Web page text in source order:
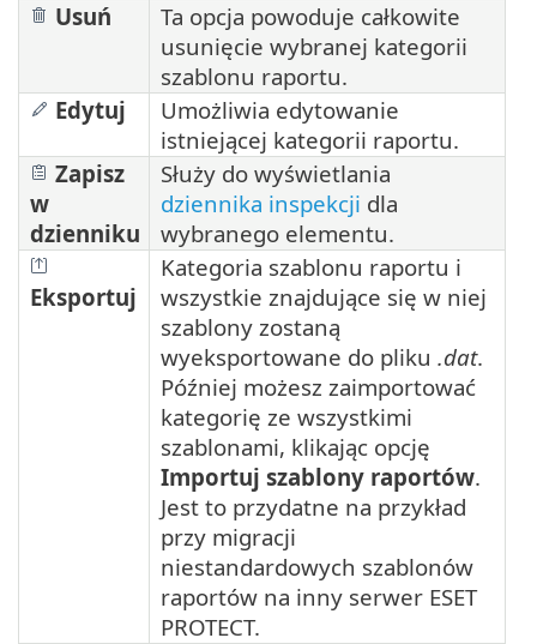
Usuń
Ta opcja powoduje całkowite
usunięcie wybranej kategorii
szablonu raportu.
Edytuj
Umożliwia edytowanie
istniejącej kategorii raportu.
Zapisz
w
dzienniku
Służy do wyświetlania
dziennika inspekcji dla
wybranego elementu.
Eksportuj
Kategoria szablonu raportu i
wszystkie znajdujące się w niej
szablony zostaną
wyeksportowane do pliku .dat.
Później możesz zaimportować
kategorię ze wszystkimi
szablonami, klikając opcję
Importuj szablony raportów.
Jest to przydatne na przykład
przy migracji
niestandardowych szablonów
raportów na inny serwer ESET
PROTECT.